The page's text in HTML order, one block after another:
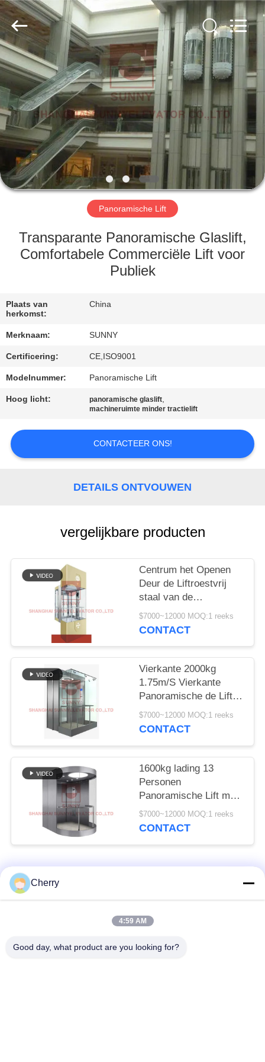
HUIS
PRODUCTEN
VIDEOS
ONGEVEER
ONS
FABRIEKSREIS
KWALITEITSCONTROLE
CONTACTEER
VERZOEK
OM EEN
CITAAT
SITEMAP
SUNNY
ELEVATOR
CO.,LTD.
All
Rights
Reserved.
Panoramische Lift
Transparante Panoramische Glaslift,
Comfortabele Commerciële Lift voor
Publiek
Plaats van
herkomst:
China
Merknaam: SUNNY
Certificering: CE,ISO9001
Modelnummer: Panoramische Lift
Hoog licht: panoramische glaslift,
machineruimte minder tractielift
CONTACTEER ONS!
DETAILS ONTVOUWEN
vergelijkbare producten
Centrum het Openen
Deur de Liftroestvrij
staal van de
Sightseeingspassagier
$7000~12000 MOQ:1 reeks
CONTACT
Vierkante 2000kg
1.75m/S Vierkante
Panoramische de Liftlift
van Ce voor
Supermarkt
$7000~12000 MOQ:1 reeks
CONTACT
1600kg lading 13
Personen
Panoramische Lift met
Lang Haarroestvrij
staal
$7000~12000 MOQ:1 reeks
CONTACT
populaire categorieën
Machinezaal Minder
Cherry
4:59 AM
Good day, what product are you looking for?